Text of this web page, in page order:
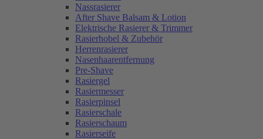
Nassrasierer
After Shave Balsam & Lotion
Elektrische Rasierer & Trimmer
Rasierhobel & Zubehör
Herrenrasierer
Nasenhaarentfernung
Pre-Shave
Rasiergel
Rasiermesser
Rasierpinsel
Rasierschale
Rasierschaum
Rasierseife